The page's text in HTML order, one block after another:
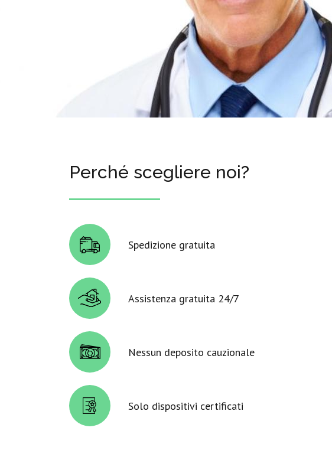
Perché scegliere noi?
Spedizione gratuita
Assistenza gratuita 24/7
Nessun deposito cauzionale
Solo dispositivi certificati